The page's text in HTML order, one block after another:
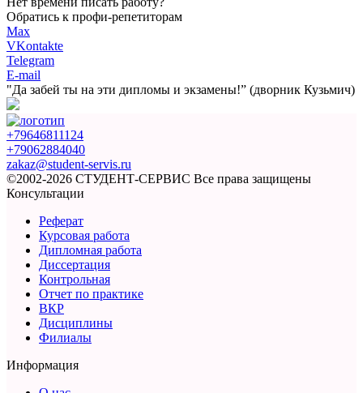
Обратись к профи-репетиторам
Max
VKontakte
Telegram
E-mail
"Да забей ты на эти дипломы и экзамены!” (дворник Кузьмич)
+79646811124
+79062884040
zakaz@student-servis.ru
©2002-2026 СТУДЕНТ-СЕРВИС Все права защищены
Консультации
Реферат
Курсовая работа
Дипломная работа
Диссертация
Контрольная
Отчет по практике
ВКР
Дисциплины
Филиалы
Информация